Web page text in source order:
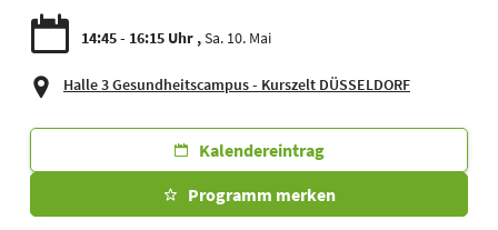
14:45 - 16:15 Uhr Sa. 10. Mai
Halle 3 Gesundheitscampus - Kurszelt DÜSSELDORF
Kalendereintrag
Programm merken